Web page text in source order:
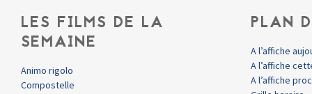
LES FILMS DE LA
SEMAINE
Animo rigolo
Compostelle
PLAN
A l’affiche
A l’affiche
A l’affiche